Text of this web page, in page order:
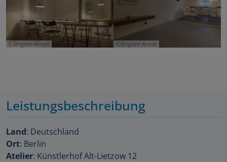
Brigitte-Arndt Brigitte-Arndt
Leistungsbeschreibung
Land: Deutschland
Ort: Berlin
Atelier: Künstlerhof Alt-Lietzow 12